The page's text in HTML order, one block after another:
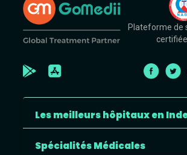
Plateforme de
Les meilleurs hôpitaux en
Spécialités Médicales